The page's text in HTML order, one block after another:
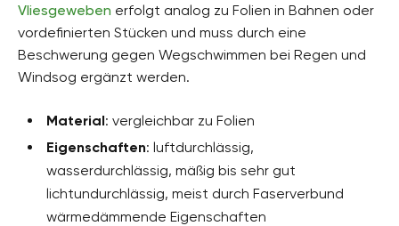
Vliesgeweben erfolgt analog zu Folien in Bahnen oder
vordefinierten Stücken und muss durch eine
Beschwerung gegen Wegschwimmen bei Regen und
Windsog ergänzt werden.
Material: vergleichbar zu Folien
Eigenschaften: luftdurchlässig,
wasserdurchlässig, mäßig bis sehr gut
lichtundurchlässig, meist durch Faserverbund
wärmedämmende Eigenschaften